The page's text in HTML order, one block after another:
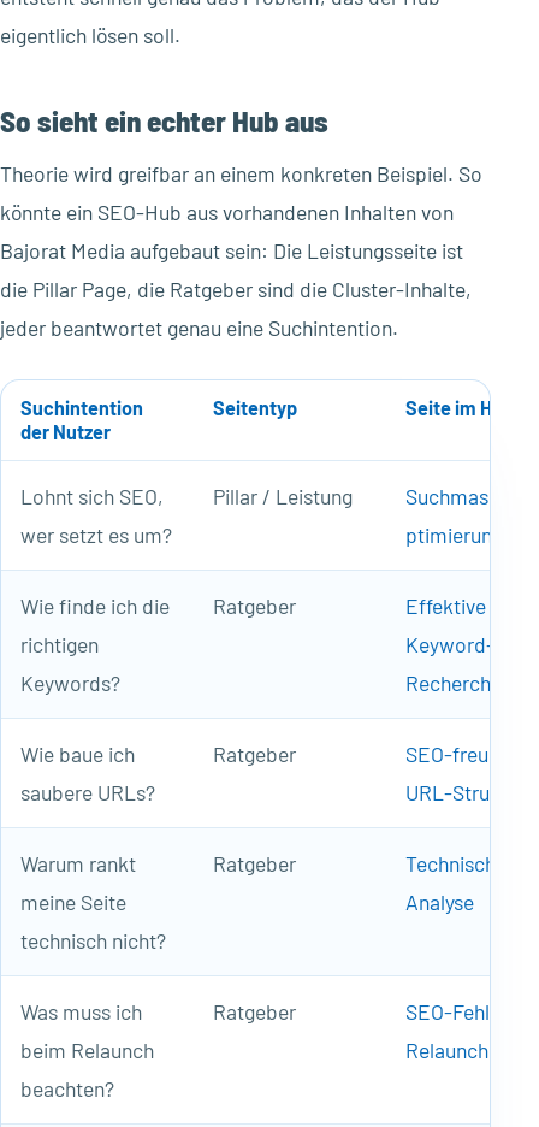
eigentlich lösen soll.
So sieht ein echter Hub aus
Theorie wird greifbar an einem konkreten Beispiel. So
könnte ein SEO-Hub aus vorhandenen Inhalten von
Bajorat Media aufgebaut sein: Die Leistungsseite ist
die Pillar Page, die Ratgeber sind die Cluster-Inhalte,
jeder beantwortet genau eine Suchintention.
Suchintention
der Nutzer
Seitentyp Seite im Hub
Lohnt sich SEO,
wer setzt es um?
Pillar / Leistung
ptimierung
Wie finde ich die
richtigen
Keywords?
Ratgeber
Effektive
Keyword-
Recherche
Wie baue ich
saubere URLs?
Ratgeber
SEO-
URL-Struktur
Warum rankt
meine Seite
technisch nicht?
Ratgeber
Technische
Analyse
Was muss ich
beim Relaunch
beachten?
Ratgeber
SEO-Fehler
Relaunch